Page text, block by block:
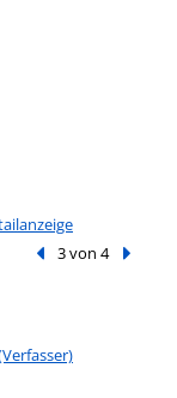
der Sie
Vorheriger Treffer
3 von 4